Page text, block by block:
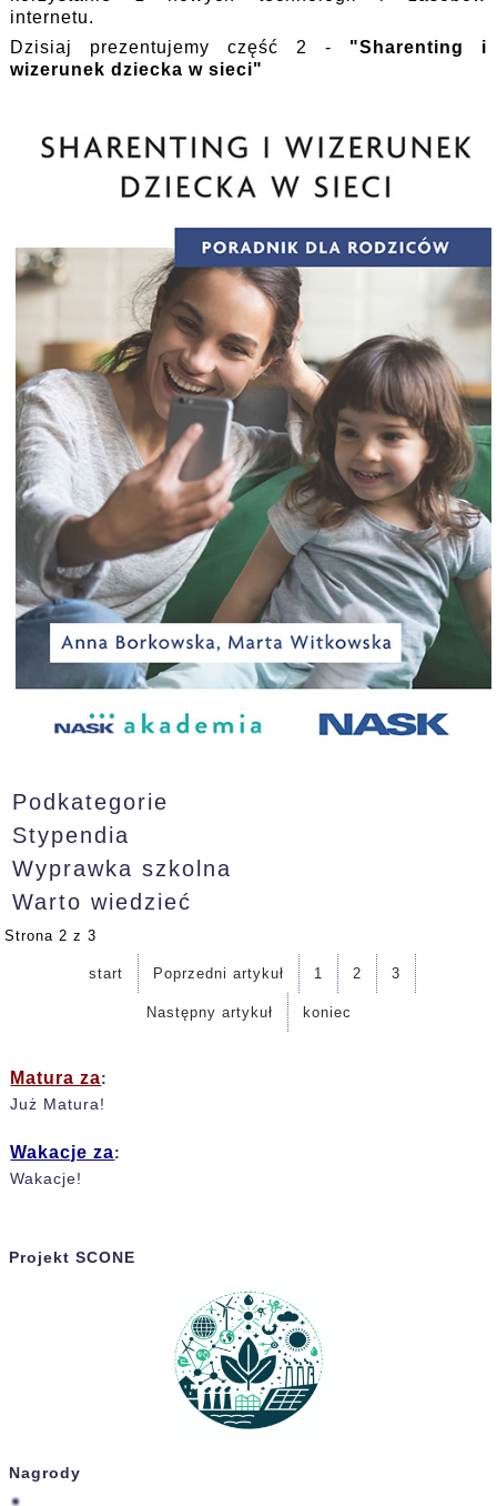
internetu.
Dzisiaj prezentujemy część 2 - "Sharenting i
wizerunek dziecka w sieci"
Podkategorie
Stypendia
Wyprawka szkolna
Warto wiedzieć
Strona 2 z 3
start Poprzedni artykuł 1 2 3
Następny artykuł koniec
Matura za:
Już Matura!
Wakacje za:
Wakacje!
Projekt SCONE
Nagrody